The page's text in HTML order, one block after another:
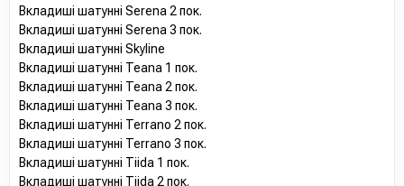
Вкладиші шатунні Serena 2 пок.
Вкладиші шатунні Serena 3 пок.
Вкладиші шатунні Skyline
Вкладиші шатунні Teana 1 пок.
Вкладиші шатунні Teana 2 пок.
Вкладиші шатунні Teana 3 пок.
Вкладиші шатунні Terrano 2 пок.
Вкладиші шатунні Terrano 3 пок.
Вкладиші шатунні Tiida 1 пок.
Вкладиші шатунні Tiida 2 пок.